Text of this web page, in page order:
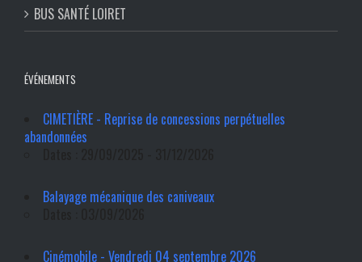
BUS SANTÉ LOIRET
ÉVÉNEMENTS
CIMETIÈRE - Reprise de concessions perpétuelles
abandonnées
Balayage mécanique des caniveaux
Cinémobile - Vendredi 04 septembre 2026